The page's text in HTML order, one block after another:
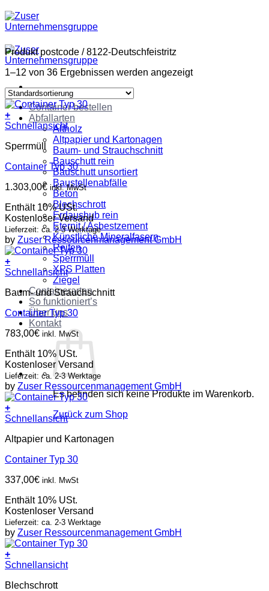
Zum
Inhalt
springen
Container bestellen
Abfallarten
Altholz
Altpapier und Kartonagen
Baum- und Strauchschnitt
Bauschutt rein
Bauschutt unsortiert
Baustellenabfälle
Beton
Blechschrott
Erdaushub rein
Eternit / Asbestzement
Künstliche Mineralfasern
Reifen
Sperrmüll
XPS Platten
Ziegel
Containerarten
So funktioniert’s
Über uns
Kontakt
Es befinden sich keine Produkte im Warenkorb.
Zurück zum Shop
Produkt postcode /8122-Deutschfeistritz
1–12 von 36 Ergebnissen werden angezeigt
+
Schnellansicht
Sperrmüll
Container Typ 30
1.303,00€ inkl. MwSt
Enthält 10% USt.
Kostenloser Versand
Lieferzeit: ca. 2-3 Werktage
by Zuser Ressourcenmanagement GmbH
+
Schnellansicht
Baum- und Strauchschnitt
Container Typ 30
783,00€ inkl. MwSt
Enthält 10% USt.
Kostenloser Versand
Lieferzeit: ca. 2-3 Werktage
by Zuser Ressourcenmanagement GmbH
+
Schnellansicht
Altpapier und Kartonagen
Container Typ 30
337,00€ inkl. MwSt
Enthält 10% USt.
Kostenloser Versand
Lieferzeit: ca. 2-3 Werktage
by Zuser Ressourcenmanagement GmbH
+
Schnellansicht
Blechschrott